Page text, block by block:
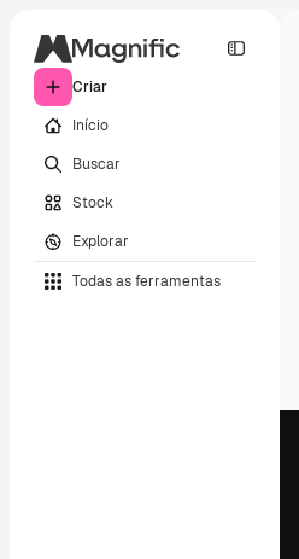
Criar
Início
Buscar
Stock
Explorar
Todas as ferramentas